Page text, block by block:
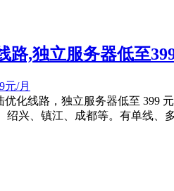
,独立服务器低至
化线路，独立服务器低至
绍兴、镇江、成都等。有单线